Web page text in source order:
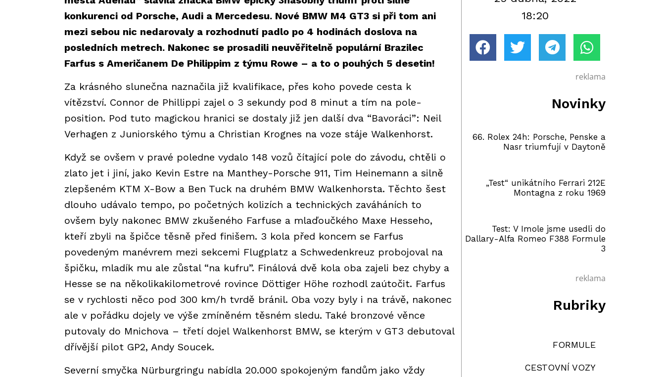
konkurenci od Porsche, Audi a Mercedesu. Nové BMW M4 GT3 si při tom ani
mezi sebou nic nedarovaly a rozhodnutí padlo po 4 hodinách doslova na
posledních metrech. Nakonec se prosadili neuvěřitelně populární Brazilec
Farfus s Američanem De Philippim z týmu Rowe – a to o pouhých 5 desetin!
Za krásného slunečna naznačila již kvalifikace, přes koho povede cesta k
vítězství. Connor de Phillippi zajel o 3 sekundy pod 8 minut a tím na pole-
position. Pod tuto magickou hranici se dostaly již jen další dva “Bavoráci”: Neil
Verhagen z Juniorského týmu a Christian Krognes na voze stáje Walkenhorst.
Když se ovšem v pravé poledne vydalo 148 vozů čítající pole do závodu, chtěli o
zlato jet i jiní, jako Kevin Estre na Manthey-Porsche 911, Tim Heinemann a silně
zlepšeném KTM X-Bow a Ben Tuck na druhém BMW Walkenhorsta. Těchto šest
dlouho udávalo tempo, po početných kolizích a technických zaváháních to
ovšem byly nakonec BMW zkušeného Farfuse a mlaďoučkého Maxe Hesseho,
kteří zbyli na špičce těsně před finišem. 3 kola před koncem se Farfus
povedeným manévrem mezi sekcemi Flugplatz a Schwedenkreuz probojoval na
špičku, mladík mu ale zůstal “na kufru”. Finálová dvě kola oba zajeli bez chyby a
Hesse se na několikakilometrové rovince Döttiger Höhe rozhodl zaútočit. Farfus
se v rychlosti něco pod 300 km/h tvrdě bránil. Oba vozy byly i na trávě, nakonec
ale v pořádku dojely ve výše zmíněném těsném sledu. Také bronzové věnce
putovaly do Mnichova – třetí dojel Walkenhorst BMW, se kterým v GT3 debutoval
dřívější pilot GP2, Andy Soucek.
Severní smyčka Nürburgringu nabídla 20.000 spokojeným fandům jako vždy
18:20
reklama
Novinky
66. Rolex 24h: Porsche, Penske a
Nasr triumfují v Daytoně
„Test“ unikátního Ferrari 212E
Montagna z roku 1969
Test: V Imole jsme usedli do
Dallary-Alfa Romeo F388 Formule
3
reklama
Rubriky
FORMULE
CESTOVNÍ VOZY